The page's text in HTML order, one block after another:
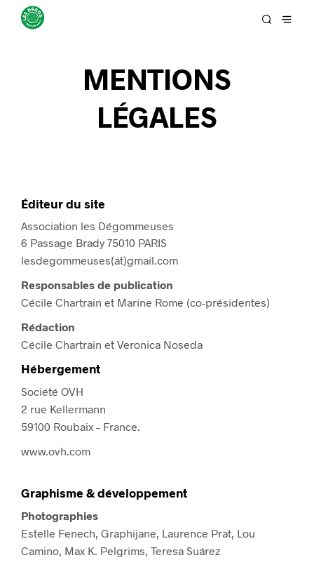
MENTIONS
LÉGALES
Éditeur du site
Association les Dégommeuses
6 Passage Brady 75010 PARIS
lesdegommeuses(at)gmail.com
Responsables de publication
Cécile Chartrain et Marine Rome (co-présidentes)
Rédaction
Cécile Chartrain et Veronica Noseda
Hébergement
Société OVH
2 rue Kellermann
59100 Roubaix – France.
www.ovh.com
Graphisme & développement
Photographies
Estelle Fenech, Graphijane, Laurence Prat, Lou
Camino, Max K. Pelgrims, Teresa Suárez